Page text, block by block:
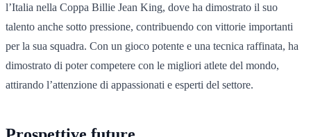
l’Italia nella Coppa Billie Jean King, dove ha dimostrato il suo
talento anche sotto pressione, contribuendo con vittorie importanti
per la sua squadra. Con un gioco potente e una tecnica raffinata, ha
dimostrato di poter competere con le migliori atlete del mondo,
attirando l’attenzione di appassionati e esperti del settore.